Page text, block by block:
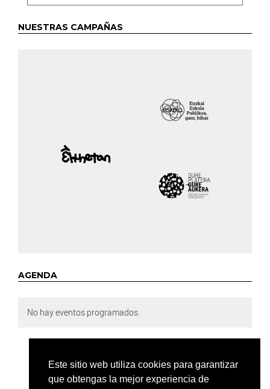
Este sitio web utiliza cookies para garantizar
que obtengas la mejor experiencia de
NUESTRAS CAMPAÑAS
AGENDA
No hay eventos programados.